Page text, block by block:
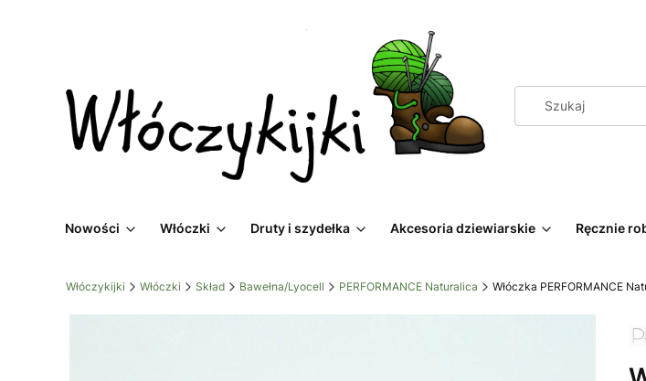
Nowości Włóczki Druty i szydełka Akcesoria dziewiarskie Ręcznie
Włóczykijki Włóczki Skład Bawełna/Lyocell PERFORMANCE Naturalica Włóczka PERFORMANCE